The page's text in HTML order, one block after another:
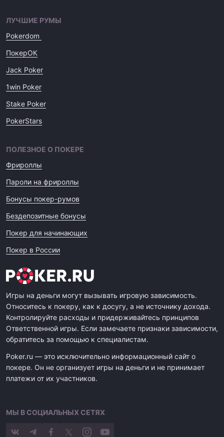
ЛУЧШИЕ РУМЫ
Pokerdom
ПокерОК
Jack Poker
1win Poker
Stake Poker
PokerStars
ПОЛЕЗНОЕ О ПОКЕРЕ
Фрироллы
Пароли на фрироллы
Бонусы покер-румов
Бездепозитные бонусы
Покер для начинающих
Покер в России
Игры на деньги могут вызывать игровую зависимость.
Относитесь к покеру, как к досугу, а не источнику дохода.
Контролируйте расходы и придерживайтесь принципов
Ответственной игры. Если замечаете признаки зависимости,
обратитесь за помощью к специалистам.
Poker.ru — это исключительно информационный сайт о
покере. Он не организует игры на деньги и не принимает
платежи от их участников.
МЫ В СОЦИАЛЬНЫХ СЕТЯХ